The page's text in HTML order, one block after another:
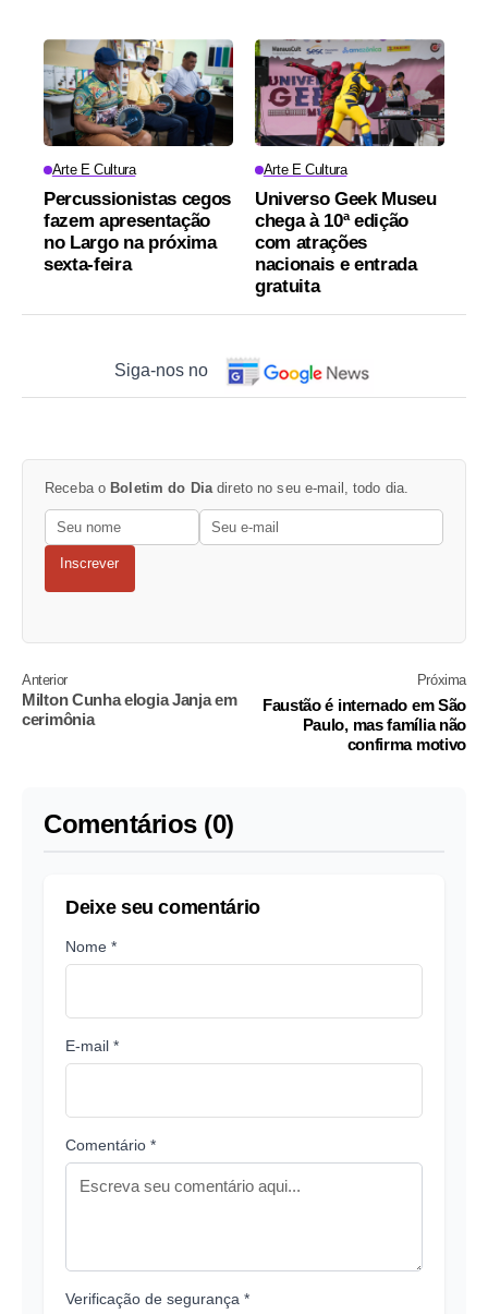
Arte E Cultura
Percussionistas cegos
fazem apresentação
no Largo na próxima
sexta-feira
Arte E Cultura
Universo Geek Museu
chega à 10ª edição
com atrações
nacionais e entrada
gratuita
Siga-nos no
Receba o Boletim do Dia direto no seu e-mail, todo dia.
Inscrever
Anterior
Milton Cunha elogia Janja em
cerimônia
Próxima
Faustão é internado em São
Paulo, mas família não
confirma motivo
Comentários (0)
Deixe seu comentário
Nome *
E-mail *
Comentário *
Verificação de segurança *